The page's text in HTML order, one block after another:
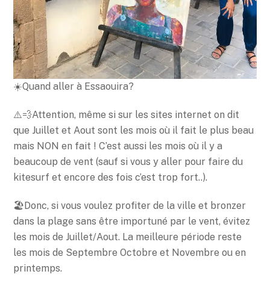
☀️Quand aller à Essaouira?
⚠️💨Attention, même si sur les sites internet on dit
que Juillet et Aout sont les mois où il fait le plus beau
mais NON en fait ! C’est aussi les mois où il y a
beaucoup de vent (sauf si vous y aller pour faire du
kitesurf et encore des fois c’est trop fort..).
🏖️Donc, si vous voulez profiter de la ville et bronzer
dans la plage sans être importuné par le vent, évitez
les mois de Juillet/Aout. La meilleure période reste
les mois de Septembre Octobre et Novembre ou en
printemps.